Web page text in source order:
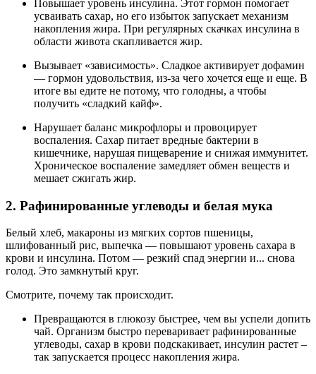
Повышает уровень инсулина. Этот гормон помогает
усваивать сахар, но его избыток запускает механизм
накопления жира. При регулярных скачках инсулина в
области живота скапливается жир.
Вызывает «зависимость». Сладкое активирует дофамин
— гормон удовольствия, из-за чего хочется еще и еще. В
итоге вы едите не потому, что голодны, а чтобы
получить «сладкий кайф».
Нарушает баланс микрофлоры и провоцирует
воспаления. Сахар питает вредные бактерии в
кишечнике, нарушая пищеварение и снижая иммунитет.
Хроническое воспаление замедляет обмен веществ и
мешает сжигать жир.
2. Рафинированные углеводы и белая мука
Белый хлеб, макароны из мягких сортов пшеницы,
шлифованный рис, выпечка — повышают уровень сахара в
крови и инсулина. Потом — резкий спад энергии и... снова
голод. Это замкнутый круг.
Смотрите, почему так происходит.
Превращаются в глюкозу быстрее, чем вы успели допить
чай. Организм быстро переваривает рафинированные
углеводы, сахар в крови подскакивает, инсулин растет –
так запускается процесс накопления жира.